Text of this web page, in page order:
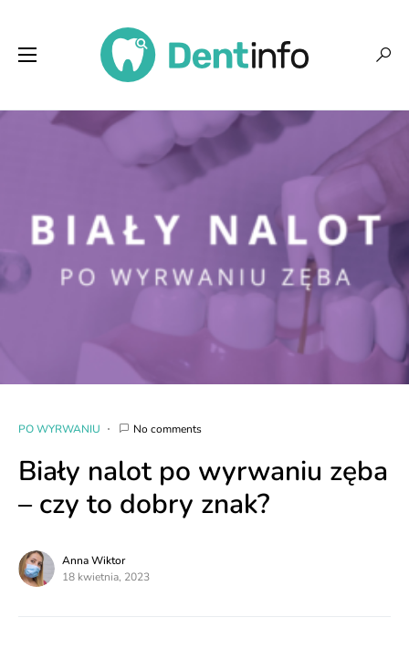
PO WYRWANIU No comments
Biały nalot po wyrwaniu zęba
– czy to dobry znak?
Anna Wiktor
18 kwietnia, 2023